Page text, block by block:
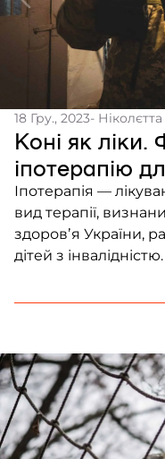
18 Гру., 2023-
Коні як
іпотерапію
Іпотерапія —
вид терапії,
здоровʼя України,
дітей з
переміщених осіб
ПТСР, скеровує
центру, яка